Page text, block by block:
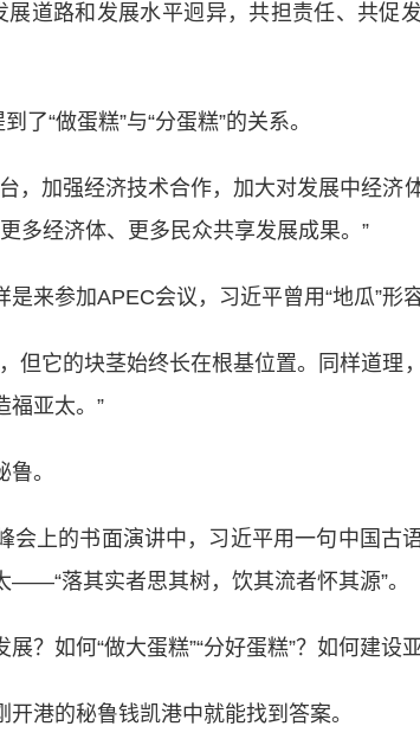
路和发展水平迥异，共担责任、共促
“做蛋糕”与“分蛋糕”的关系。
加强经济技术合作，加大对发展中经济
多经济体、更多民众共享发展成果。”
参加APEC会议，习近平曾用“地瓜”形容
它的块茎始终长在根基位置。同样道理，
福亚太。”
。
上的书面演讲中，习近平用一句中国古
落其实者思其树，饮其流者怀其源”。
如何“做大蛋糕”“分好蛋糕”？如何建设亚
港的秘鲁钱凯港中就能找到答案。